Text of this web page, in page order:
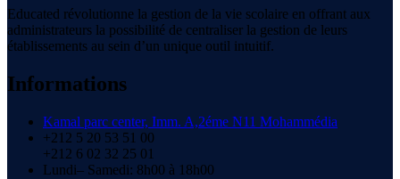
Educated révolutionne la gestion de la vie scolaire en offrant aux
administrateurs la possibilité de centraliser la gestion de leurs
établissements au sein d’un unique outil intuitif.
Informations
Kamal parc center, Imm. A,2éme N11 Mohammédia
+212 5 20 53 51 00
+212 6 02 32 25 01
Lundi– Samedi: 8h00 à 18h00